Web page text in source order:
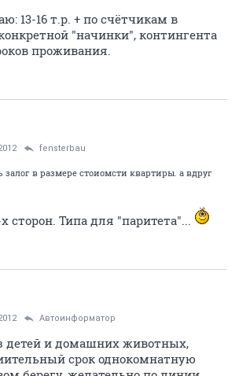
13-16 т.р. + по счётчикам в
"начинки", контингента
проживания.
fensterbau
залог в размере стоиомсти квартиры. а вдруг
сторон. Типа для "паритета"...
Автоинформатор
детей и домашних животных,
срок однокомнатную